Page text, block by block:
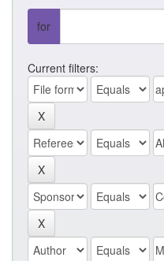
for
Current filters: